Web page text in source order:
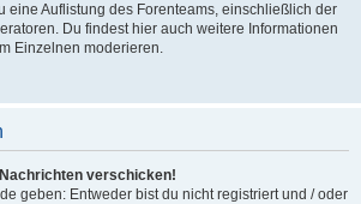
eine Auflistung des Forenteams, einschließlich der
Du findest hier auch weitere Informationen
Einzelnen moderieren.
verschicken!
geben: Entweder bist du nicht registriert und / oder